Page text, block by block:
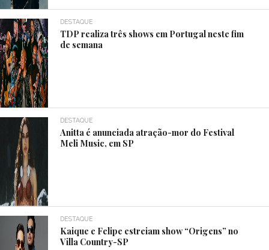
DESTAQUE
TDP realiza três shows em Portugal neste fim
de semana
DESTAQUE
Anitta é anunciada atração-mor do Festival
Meli Music, em SP
DESTAQUE
Kaique e Felipe estreiam show “Origens” no
Villa Country-SP